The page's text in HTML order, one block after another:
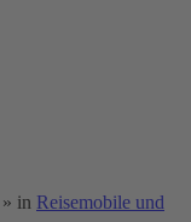
» in Reisemobile und